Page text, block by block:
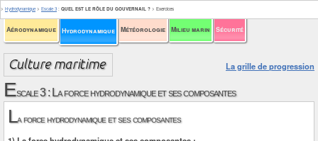
Aérodynamique Hydrodynamique Météorologie Milieu marin Sécurité
> Hydrodynamique > Escale 3 : QUEL EST LE RÔLE DU GOUVERNAIL ? > Exercices
La grille de progression
Escale 3 : La force hydrodynamique et ses composantes
La force hydrodynamique et ses composantes